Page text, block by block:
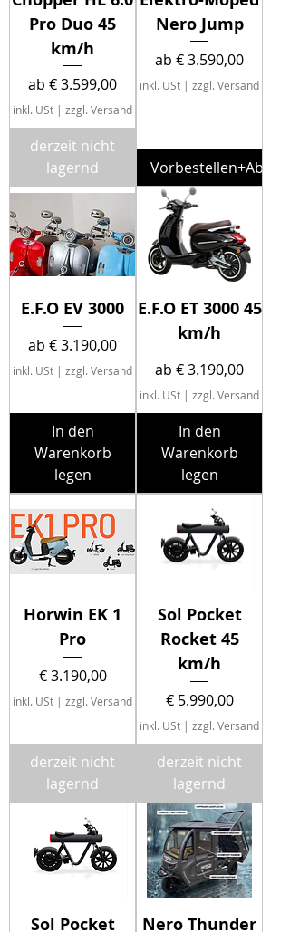
Pro Duo 45
km/h
ab € 3.599,00
Sale-Preis
inkl. USt | zzgl. Versand
derzeit nicht
lagernd
Nero Jump
ab € 3.590,00
Sale-Preis
inkl. USt | zzgl. Versand
E.F.O EV 3000
ab € 3.190,00
Sale-Preis
inkl. USt | zzgl. Versand
In den
Warenkorb
legen
E.F.O ET 3000 45
km/h
ab € 3.190,00
Sale-Preis
inkl. USt | zzgl. Versand
In den
Warenkorb
legen
Horwin EK 1
Pro
Preis
€ 3.190,00
inkl. USt | zzgl. Versand
derzeit nicht
lagernd
Sol Pocket
Rocket 45
km/h
Preis
€ 5.990,00
inkl. USt | zzgl. Versand
derzeit nicht
lagernd
Sol Pocket Nero Thunder